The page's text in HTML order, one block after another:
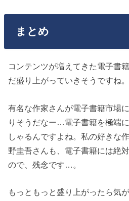
— ほっしー (@hossy_fe_ap)
まとめ
コンテンツが増えてきた電子書
だ盛り上がっていきそうですね。
有名な作家さんが電子書籍市場
りそうだなー…電子書籍を極端
しゃるんですよね。私の好きな
野圭吾さんも、電子書籍には絶
ので、残念です…。
もっともっと盛り上がったら気